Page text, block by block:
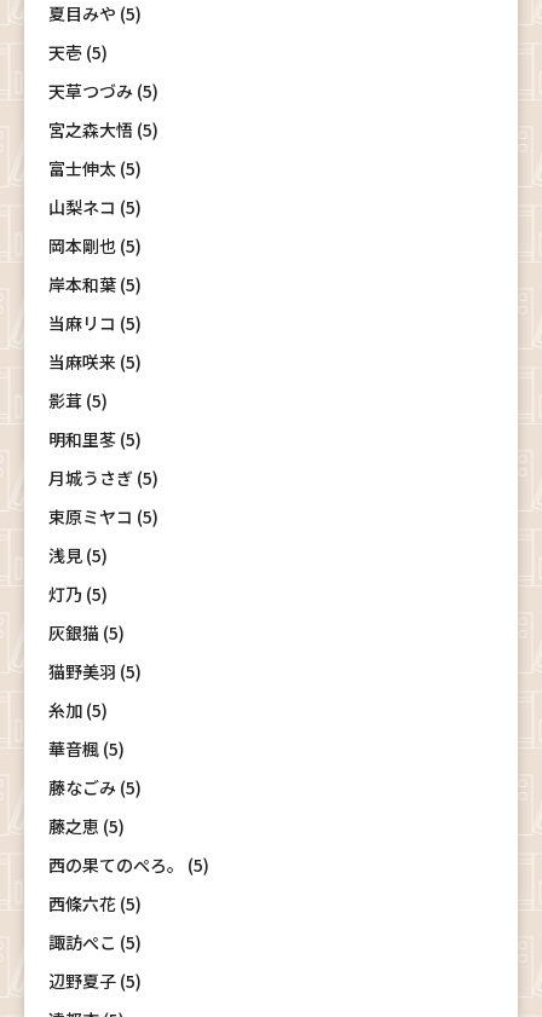
夏目みや (5)
天壱 (5)
天草つづみ (5)
宮之森大悟 (5)
富士伸太 (5)
山梨ネコ (5)
岡本剛也 (5)
岸本和葉 (5)
当麻リコ (5)
当麻咲来 (5)
影茸 (5)
明和里苳 (5)
月城うさぎ (5)
束原ミヤコ (5)
浅見 (5)
灯乃 (5)
灰銀猫 (5)
猫野美羽 (5)
糸加 (5)
華音楓 (5)
藤なごみ (5)
藤之恵 (5)
西の果てのぺろ。 (5)
西條六花 (5)
諏訪ぺこ (5)
辺野夏子 (5)